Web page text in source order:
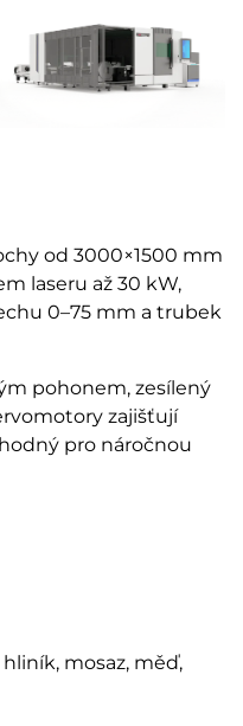
od 3000×1500 mm
laseru až 30 kW,
0–75 mm a trubek
pohonem, zesílený
zajišťují
pro náročnou
mosaz, měď,